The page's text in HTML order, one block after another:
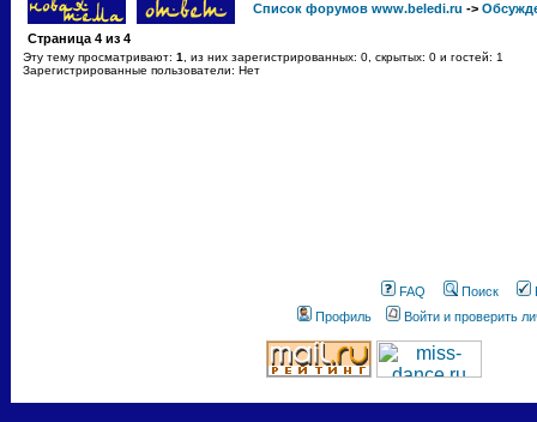
Список форумов www.beledi.ru ->
Страница 4 из 4
Эту тему просматривают: 1
, из них зарегистрированных: 0, скрытых: 0 и гостей: 1
Зарегистрированные пользователи: Нет
FAQ Поиск
Профиль
Войти и проверить